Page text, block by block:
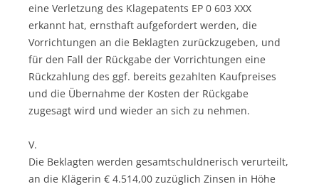
eine Verletzung des Klagepatents EP 0 603 XXX
erkannt hat, ernsthaft aufgefordert werden, die
Vorrichtungen an die Beklagten zurückzugeben, und
für den Fall der Rückgabe der Vorrichtungen eine
Rückzahlung des ggf. bereits gezahlten Kaufpreises
und die Übernahme der Kosten der Rückgabe
zugesagt wird und wieder an sich zu nehmen.
V.
Die Beklagten werden gesamtschuldnerisch verurteilt,
an die Klägerin € 4.514,00 zuzüglich Zinsen in Höhe